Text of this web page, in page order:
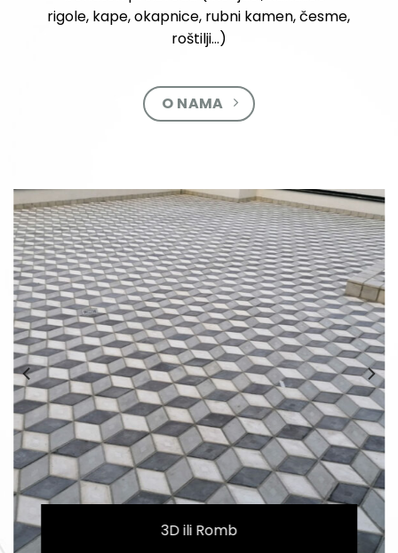
rigole, kape, okapnice, rubni kamen, česme,
roštilji…)
O NAMA
3D ili Romb